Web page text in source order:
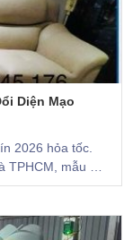
Diện Mạo
2026 hỏa tốc.
mẫu mã